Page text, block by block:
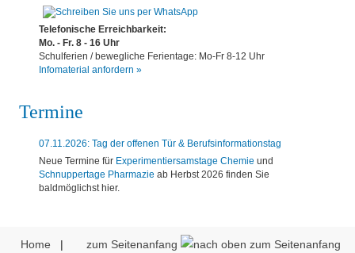
Telefonische Erreichbarkeit:
Mo. - Fr. 8 - 16 Uhr
Schulferien / bewegliche Ferientage: Mo-Fr 8-12 Uhr
Infomaterial anfordern »
Termine
07.11.2026: Tag der offenen Tür & Berufsinformationstag
Neue Termine für Experimentiersamstage Chemie und
Schnuppertage Pharmazie ab Herbst 2026 finden Sie
baldmöglichst hier.
zum Seitenanfang
Home |